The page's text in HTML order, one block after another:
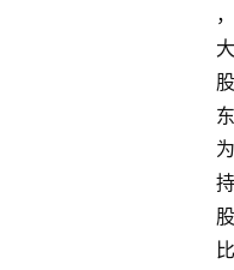
，
大
股
东
为
持
股
比